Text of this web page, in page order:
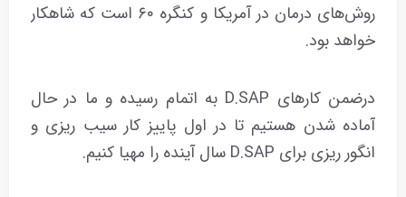
روش‌های درمان در آمریکا و کنگره ۶۰ است که شاهکار
خواهد بود.
درضمن کارهای D.SAP به اتمام رسیده و ما در حال
آماده شدن هستیم تا در اول پاییز کار سیب‌ ریزی و
انگور ریزی برای D.SAP سال آینده را مهیا کنیم.